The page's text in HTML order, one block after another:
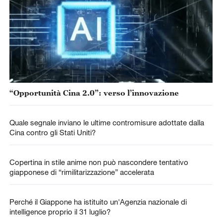
“Opportunità Cina 2.0”: verso l’innovazione
Quale segnale inviano le ultime contromisure adottate dalla
Cina contro gli Stati Uniti?
Copertina in stile anime non può nascondere tentativo
giapponese di “rimilitarizzazione” accelerata
Perché il Giappone ha istituito un'Agenzia nazionale di
intelligence proprio il 31 luglio?